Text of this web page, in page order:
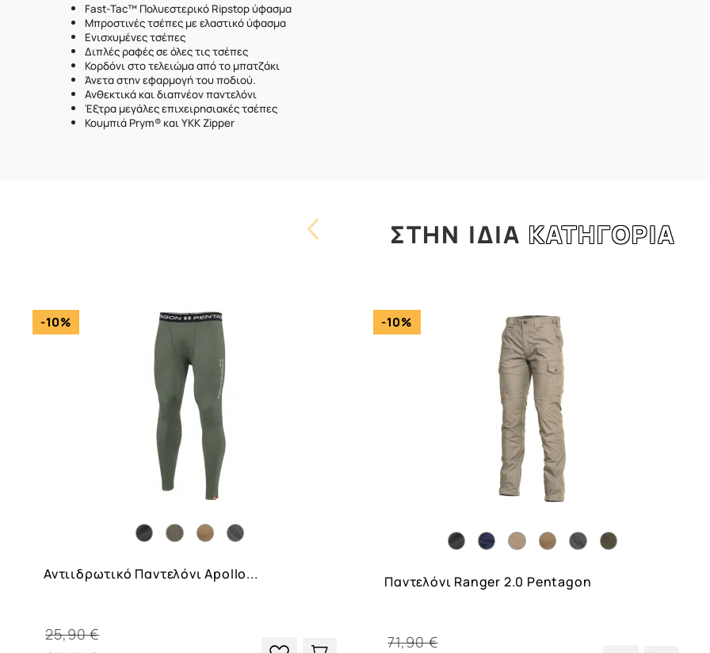
Fast-Tac™ Πολυεστερικό Ripstop ύφασμα
Μπροστινές τσέπες με ελαστικό ύφασμα
Ενισχυμένες τσέπες
Διπλές ραφές σε όλες τις τσέπες
Κορδόνι στο τελειώμα από το μπατζάκι
Άνετα στην εφαρμογή του ποδιού.
Ανθεκτικά και διαπνέον παντελόνι
Έξτρα μεγάλες επιχειρησιακές τσέπες
Κουμπιά Prym® και YKK Zipper
ΣΤΗΝ ΙΔΙΑ ΚΑΤΗΓΟΡΙΑ
Αντιιδρωτικό Παντελόνι Apollo...
25,90 €
-10%
Παντελόνι Ranger 2.0 Pentagon
71,90 €
-10%